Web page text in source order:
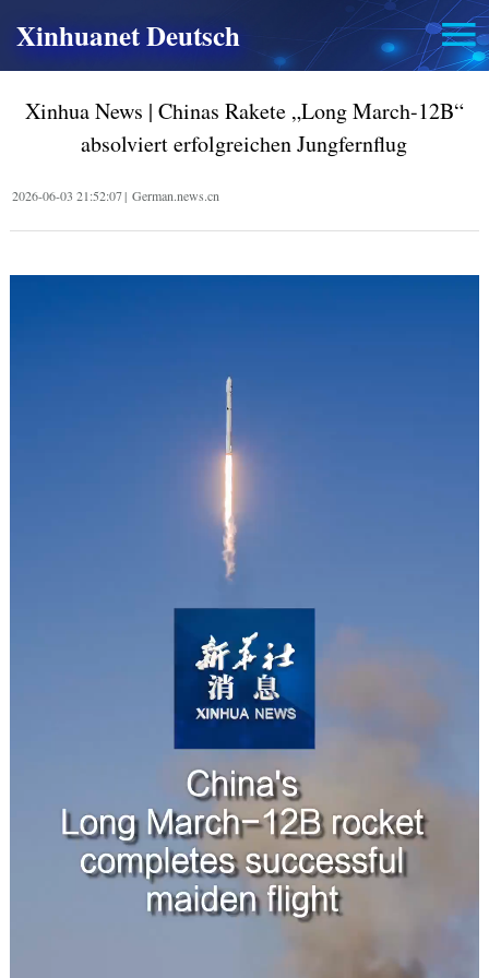
Xinhuanet Deutsch
Xinhua News | Chinas Rakete „Long March-12B“
absolviert erfolgreichen Jungfernflug
2026-06-03 21:52:07| German.news.cn